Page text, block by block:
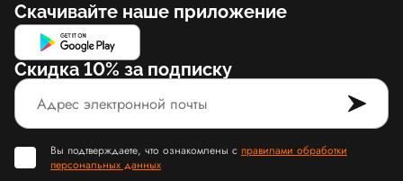
Скачивайте наше приложение
Скидка 10% за подписку
Вы подтверждаете, что ознакомлены с правилами обработки
персональных данных